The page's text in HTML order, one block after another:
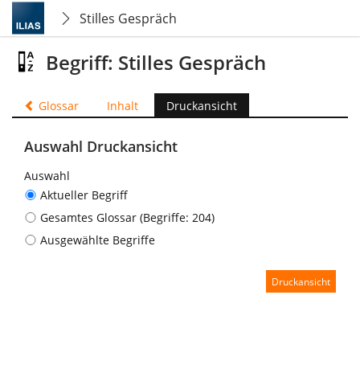
Stilles Gespräch
Begriff: Stilles Gespräch
Glossar Inhalt Druckansicht
Auswahl Druckansicht
Auswahl
Aktueller Begriff
Gesamtes Glossar (Begriffe: 204)
Ausgewählte Begriffe